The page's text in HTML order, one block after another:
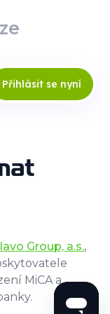
Přihlásit se nyní
Group, a.s.,
MiCA a